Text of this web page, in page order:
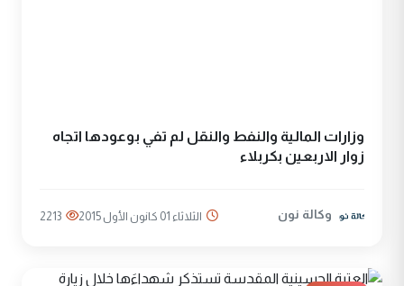
وزارات المالية والنفط والنقل لم تفي بوعودها اتجاه
زوار الاربعين بكربلاء
وكالة نون الثلاثاء 01 كانون الأول 2015 2213